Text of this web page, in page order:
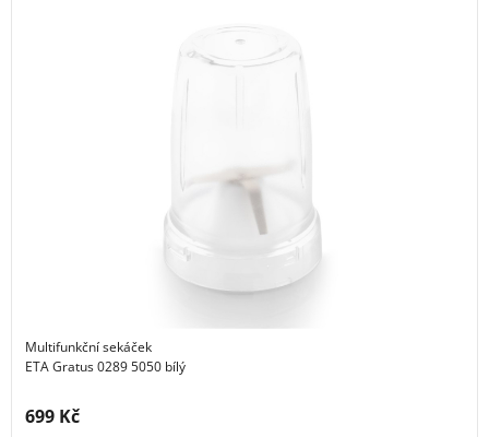
Multifunkční sekáček
ETA Gratus 0289 5050 bílý
Cena s DPH:
699 Kč